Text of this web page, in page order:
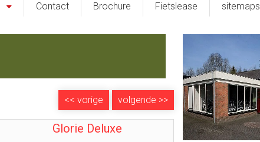
Contact Brochure Fietslease sitemaps
volgende >>
<<vorige
Glorie Deluxe